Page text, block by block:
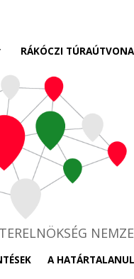
RÁKÓCZI
A